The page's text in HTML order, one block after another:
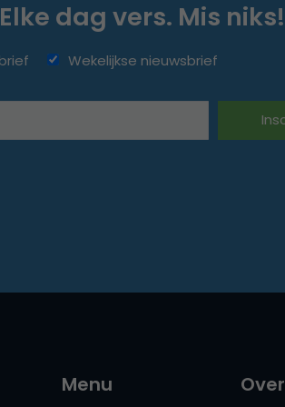
dag vers. Mis niks!
Wekelijkse nieuwsbrief
Menu Over